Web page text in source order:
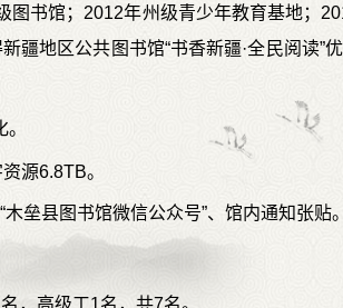
图书馆；2012年州级青少年教育基地；
新疆地区公共图书馆“书香新疆·全民阅读”
源6.8TB。
垒县图书馆微信公众号”、馆内通知张贴。